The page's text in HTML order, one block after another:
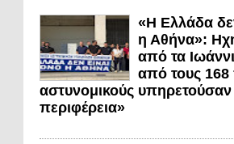
«Η Ελλάδα
η Αθήνα»:
από τα
από τους 168
αστυνομικούς
περιφέρεια»